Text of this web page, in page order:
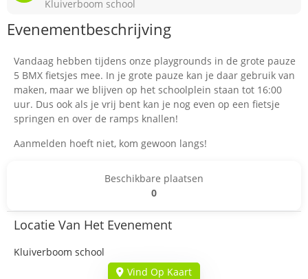
Kluiverboom school
Evenementbeschrijving
Vandaag hebben tijdens onze playgrounds in de grote pauze
5 BMX fietsjes mee. In je grote pauze kan je daar gebruik van
maken, maar we blijven op het schoolplein staan tot 16:00
uur. Dus ook als je vrij bent kan je nog even op een fietsje
springen en over de ramps knallen!
Aanmelden hoeft niet, kom gewoon langs!
Beschikbare plaatsen
0
Locatie Van Het Evenement
Kluiverboom school
Vind Op Kaart